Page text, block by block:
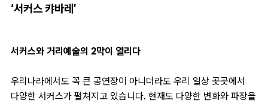
‘서커스 캬바레’
서커스와 거리예술의 2막이 열리다
우리나라에서도 꼭 큰 공연장이 아니더라도 우리 일상 곳곳에서
다양한 서커스가 펼쳐지고 있습니다. 현재도 다양한 변화와 파장을